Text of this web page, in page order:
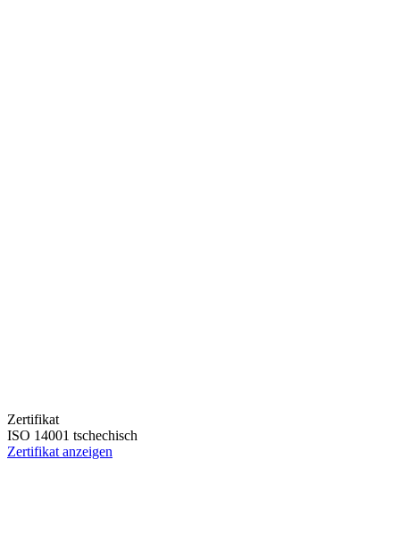
Zertifikat
ISO 14001 tschechisch
Zertifikat anzeigen